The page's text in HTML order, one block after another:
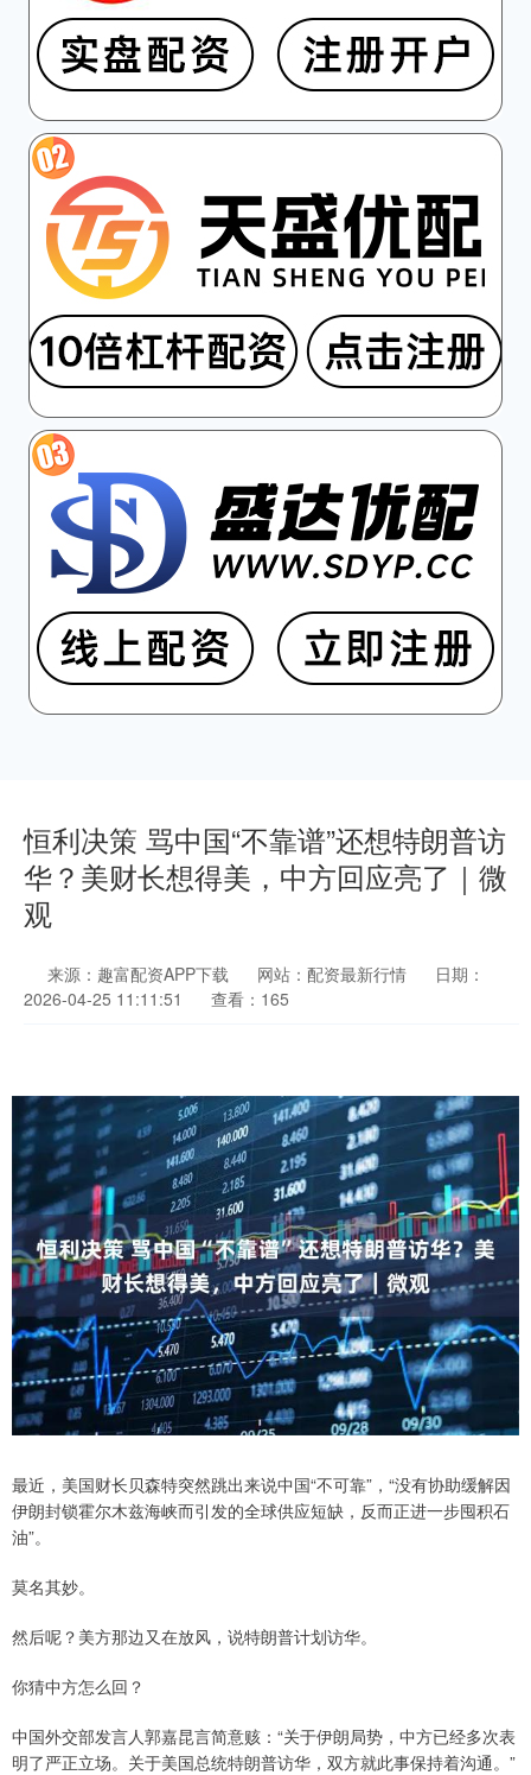
恒利决策 骂中国“不靠谱”还想特朗普访
华？美财长想得美，中方回应亮了｜微
观
来源：趣富配资APP下载 网站：配资最新行情
日期：
2026-04-25 11:11:51
查看：165
最近，美国财长贝森特突然跳出来说中国“不可靠”，“没有协助缓解因
伊朗封锁霍尔木兹海峡而引发的全球供应短缺，反而正进一步囤积石
油”。
莫名其妙。
然后呢？美方那边又在放风，说特朗普计划访华。
你猜中方怎么回？
中国外交部发言人郭嘉昆言简意赅：“关于伊朗局势，中方已经多次表
明了严正立场。关于美国总统特朗普访华，双方就此事保持着沟通。”